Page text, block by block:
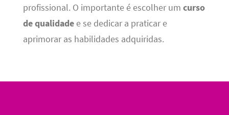
profissional. O importante é escolher um curso
de qualidadee se dedicar a praticar e
aprimorar as habilidades adquiridas.